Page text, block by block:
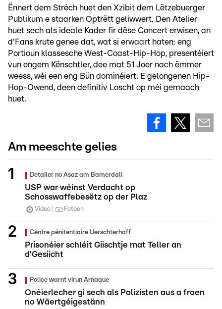
Ënnert dem Stréch huet den Xzibit dem Lëtzebuerger
Publikum e staarken Optrëtt geliwwert. Den Atelier
huet sech als ideale Kader fir dëse Concert erwisen, an
d'Fans krute genee dat, wat si erwaart haten: eng
Portioun klassesche West-Coast-Hip-Hop, presentéiert
vun engem Kënschtler, dee mat 51 Joer nach ëmmer
weess, wéi een eng Bün dominéiert. E gelongenen Hip-
Hop-Owend, deen definitiv Loscht op méi gemaach
huet.
Am meeschte gelies
Detailer no Asaz am Bamerdall
USP war wéinst Verdacht op
Schosswaffebesëtz op der Plaz
Video Fotoen
Centre pénitentiaire Uerschterhaff
Prisonéier schléit Giischtje mat Teller an
d'Gesiicht
Police warnt virun Arnaque
Onéierlecher gi sech als Polizisten aus a froen
no Wäertgéigestänn